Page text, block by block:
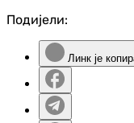
Подијели:
Линк је